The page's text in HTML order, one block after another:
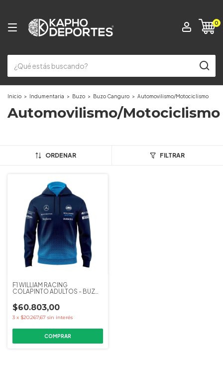
0
Inicio > Indumentaria > Buzo > Buzo Canguro > Automovilismo/Motociclismo
Automovilismo/Motociclismo
ORDENAR FILTRAR
F1 WILLIAM RACING
COLAPINTO ADULTOS - BUZO
$60.803,00
3 x $20.267,67 sin interés
COMPRAR